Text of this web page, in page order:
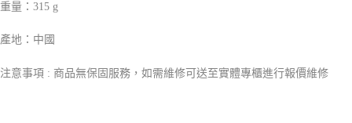
重量：315 g
產地：中國
注意事項 : 商品無保固服務，如需維修可送至實體專櫃進行報價維修